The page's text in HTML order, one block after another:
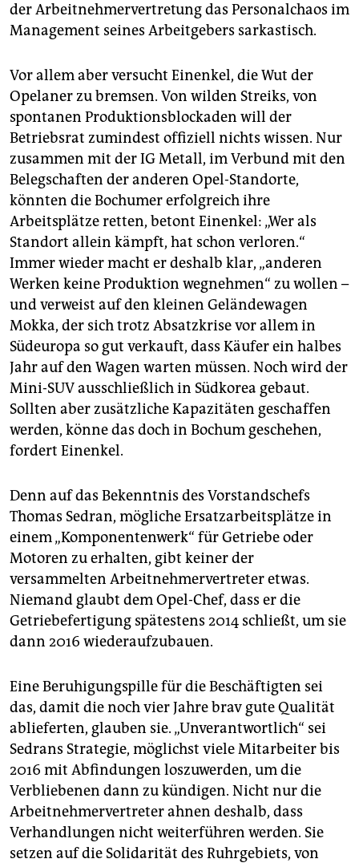
der Arbeitnehmervertretung das Personalchaos im
Management seines Arbeitgebers sarkastisch.
Vor allem aber versucht Einenkel, die Wut der
Opelaner zu bremsen. Von wilden Streiks, von
spontanen Produktionsblockaden will der
Betriebsrat zumindest offiziell nichts wissen. Nur
zusammen mit der IG Metall, im Verbund mit den
Belegschaften der anderen Opel-Standorte,
könnten die Bochumer erfolgreich ihre
Arbeitsplätze retten, betont Einenkel: „Wer als
Standort allein kämpft, hat schon verloren.“
Immer wieder macht er deshalb klar, „anderen
Werken keine Produktion wegnehmen“ zu wollen –
und verweist auf den kleinen Geländewagen
Mokka, der sich trotz Absatzkrise vor allem in
Südeuropa so gut verkauft, dass Käufer ein halbes
Jahr auf den Wagen warten müssen. Noch wird der
Mini-SUV ausschließlich in Südkorea gebaut.
Sollten aber zusätzliche Kapazitäten geschaffen
werden, könne das doch in Bochum geschehen,
fordert Einenkel.
Denn auf das Bekenntnis des Vorstandschefs
Thomas Sedran, mögliche Ersatzarbeitsplätze in
einem „Komponentenwerk“ für Getriebe oder
Motoren zu erhalten, gibt keiner der
versammelten Arbeitnehmervertreter etwas.
Niemand glaubt dem Opel-Chef, dass er die
Getriebefertigung spätestens 2014 schließt, um sie
dann 2016 wiederaufzubauen.
Eine Beruhigungspille für die Beschäftigten sei
das, damit die noch vier Jahre brav gute Qualität
ablieferten, glauben sie. „Unverantwortlich“ sei
Sedrans Strategie, möglichst viele Mitarbeiter bis
2016 mit Abfindungen loszuwerden, um die
Verbliebenen dann zu kündigen. Nicht nur die
Arbeitnehmervertreter ahnen deshalb, dass
Verhandlungen nicht weiterführen werden. Sie
setzen auf die Solidarität des Ruhrgebiets, von